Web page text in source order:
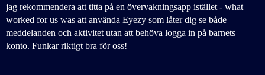
jag rekommendera att titta på en övervakningsapp istället - what
worked for us was att använda Eyezy som låter dig se både
meddelanden och aktivitet utan att behöva logga in på barnets
konto. Funkar riktigt bra för oss!